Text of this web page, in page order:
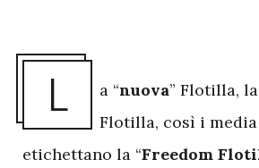
L a “nuova” Flotilla, la
Flotilla, così i
etichettano la “Freedom